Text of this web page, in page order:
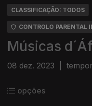
CLASSIFICAÇÃO: TODOS
CONTROLO PARENTAL
Músicas
08 dez. 2023
opções